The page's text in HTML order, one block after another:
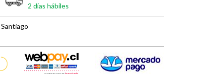
2 días hábiles